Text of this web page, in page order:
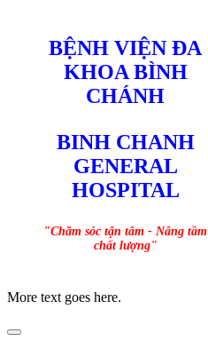
BỆNH VIỆN ĐA
KHOA BÌNH
CHÁNH
BINH CHANH
GENERAL
HOSPITAL
"Chăm sóc tận tâm - Nâng tầm
chất lượng"
More text goes here.